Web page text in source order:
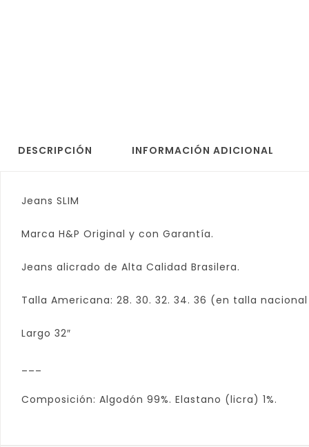
DESCRIPCIÓN INFORMACIÓN ADICIONAL
Jeans SLIM
Marca H&P Original y con Garantía.
Jeans alicrado de Alta Calidad Brasilera.
Talla Americana: 28. 30. 32. 34. 36 (en talla
Largo 32″
Composición: Algodón 99%. Elastano (licra) 1%.